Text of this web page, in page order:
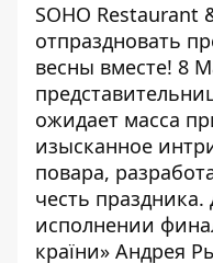
SOHO Restaurant
отпраздновать
весны вместе! 8
ожидает масса
изысканное
повара,
честь
исполнении
країни» Андрея